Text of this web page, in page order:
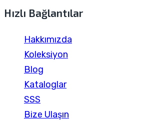
Hızlı Bağlantılar
Hakkımızda
Koleksiyon
Blog
Kataloglar
SSS
Bize Ulaşın